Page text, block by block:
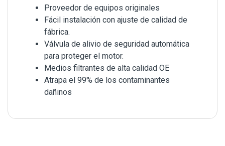
Proveedor de equipos originales
Fácil instalación con ajuste de calidad de
fábrica.
Válvula de alivio de seguridad automática
para proteger el motor.
Medios filtrantes de alta calidad OE
Atrapa el 99% de los contaminantes
dañinos